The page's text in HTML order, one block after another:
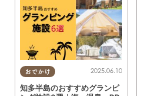
おでかけ 2025.06.10
知多半島のおすすめグランピ